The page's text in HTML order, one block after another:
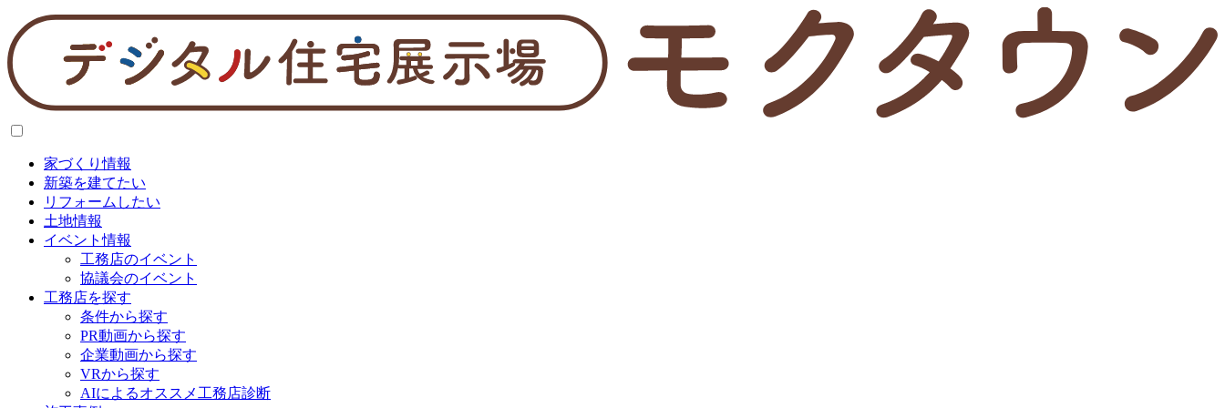
家づくり情報
新築を建てたい
リフォームしたい
土地情報
イベント情報
工務店のイベント
協議会のイベント
工務店を探す
条件から探す
PR動画から探す
企業動画から探す
VRから探す
AIによるオススメ工務店診断